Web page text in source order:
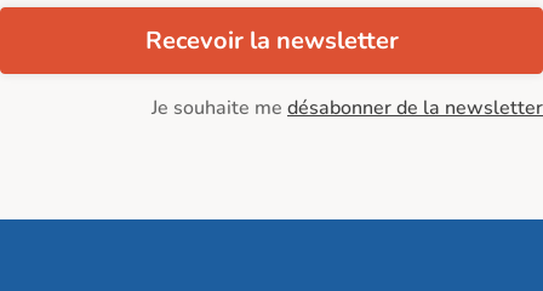
Recevoir la newsletter
Je souhaite me désabonner de la newsletter